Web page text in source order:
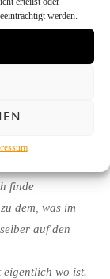
werden.
finde
dem, was im
auf den
eigentlich wo ist.